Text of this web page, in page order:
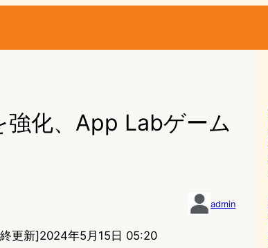
化、App Labゲーム
admin
更新]2024年5月15日 05:20